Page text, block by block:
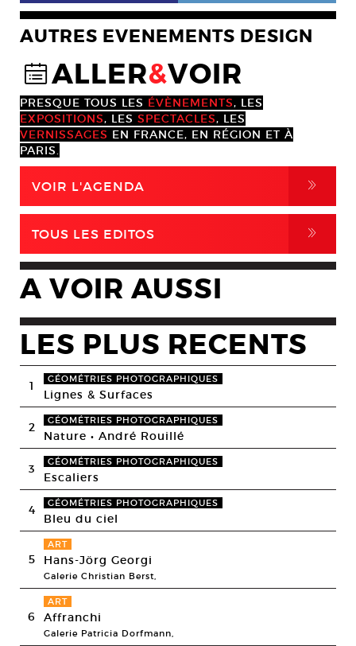
AUTRES EVENEMENTS DESIGN
@ALLER&VOIR
PRESQUE TOUS LES ÉVÈNEMENTS, LES
EXPOSITIONS, LES SPECTACLES, LES
VERNISSAGES EN FRANCE, EN RÉGION ET À
PARIS.
VOIR L'AGENDA ,
TOUS LES EDITOS ,
A VOIR AUSSI
LES PLUS RECENTS
1 GÉOMÉTRIES PHOTOGRAPHIQUES
Lignes & Surfaces
2 GÉOMÉTRIES PHOTOGRAPHIQUES
Nature • André Rouillé
3 GÉOMÉTRIES PHOTOGRAPHIQUES
Escaliers
4 GÉOMÉTRIES PHOTOGRAPHIQUES
Bleu du ciel
5
ART
Hans-Jörg Georgi
Galerie Christian Berst,
6
ART
Affranchi
Galerie Patricia Dorfmann,